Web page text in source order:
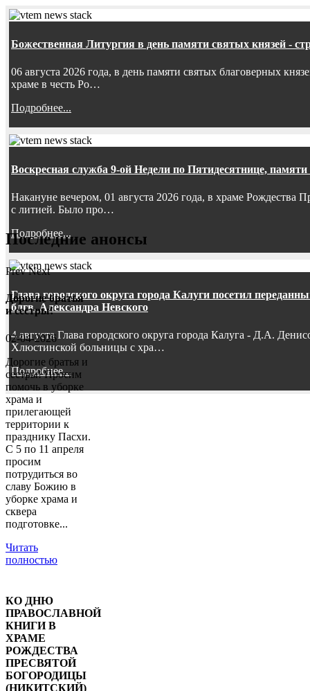
Божественная Литургия в день памяти святых князей -
06 августа 2026 года, в день памяти святых благоверных
храме в честь Ро…
Подробнее...
Воскресная служба 9-ой Недели по Пятидесятнице,
Накануне вечером, 01 августа 2026 года, в храме
с литией. Было про…
Подробнее...
Глава городского округа города Калуги посетил
блгв. Александра Невского
4 августа Глава городского округа города Калуга - Д.А.
Хлюстинской больницы с хра…
Подробнее...
Последние анонсы
Prev Next
Дорогие братья
и сестры!
02-04-2026
Дорогие братья и
сестры! Просим
помочь в уборке
храма и
прилегающей
территории к
празднику Пасхи.
С 5 по 11 апреля
просим
потрудиться во
славу Божию в
уборке храма и
сквера
подготовке...
Читать
полностью
КО ДНЮ
ПРАВОСЛАВНОЙ
КНИГИ В
ХРАМЕ
РОЖДЕСТВА
ПРЕСВЯТОЙ
БОГОРОДИЦЫ
(НИКИТСКИЙ)